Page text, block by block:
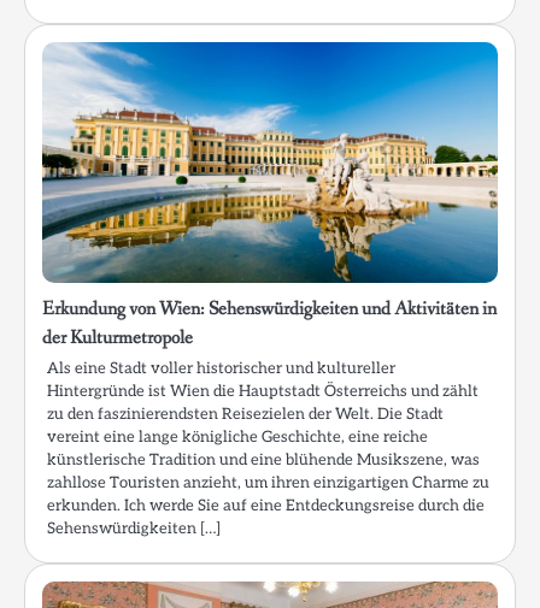
Erkundung von Wien: Sehenswürdigkeiten und Aktivitäten in
der Kulturmetropole
Als eine Stadt voller historischer und kultureller
Hintergründe ist Wien die Hauptstadt Österreichs und zählt
zu den faszinierendsten Reisezielen der Welt. Die Stadt
vereint eine lange königliche Geschichte, eine reiche
künstlerische Tradition und eine blühende Musikszene, was
zahllose Touristen anzieht, um ihren einzigartigen Charme zu
erkunden. Ich werde Sie auf eine Entdeckungsreise durch die
Sehenswürdigkeiten […]